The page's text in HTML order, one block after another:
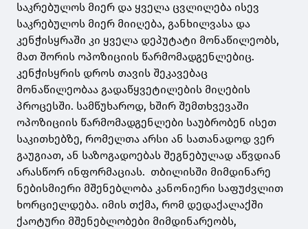
საკრებულოს მიერ და ყველა ცვლილება ისევ
საკრებულოს მიერ მიიღება, განხილვასა და
კენჭისყრაში კი ყველა დეპუტატი მონაწილეობს,
მათ შორის ოპოზიციის წარმომადგენლებიც.
კენჭისყრის დროს თავის შეკავებაც
მონაწილეობაა გადაწყვეტილების მიღების
პროცესში. სამწუხაროდ, ხშირ შემთხვევაში
ოპოზიციის წარმომადგენლები საუბრობენ ისეთ
საკითხებზე, რომელთა არსი ან სათანადოდ ვერ
გაუგიათ, ან საზოგადოებას შეგნებულად აწვდიან
არასწორ ინფორმაციას. თბილისში მიმდინარე
ნებისმიერი მშენებლობა კანონიერი საფუძვლით
ხორციელდება. იმის თქმა, რომ დედაქალაქში
ქაოტური მშენებლობები მიმდინარეობს,